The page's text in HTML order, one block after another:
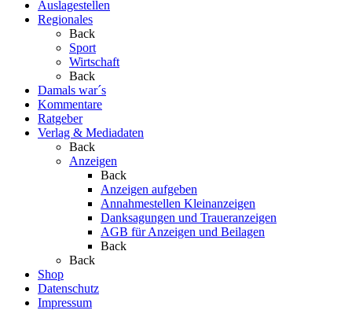
Auslagestellen
Regionales
Back
Sport
Wirtschaft
Back
Damals war´s
Kommentare
Ratgeber
Verlag & Mediadaten
Back
Anzeigen
Back
Anzeigen aufgeben
Annahmestellen Kleinanzeigen
Danksagungen und Traueranzeigen
AGB für Anzeigen und Beilagen
Back
Back
Shop
Datenschutz
Impressum